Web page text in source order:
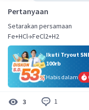
Pertanyaan
Setarakan persamaan
Fe+HCl→FeCl2+H2
Ikuti Tryout
100rb
Habis dalam
3 1